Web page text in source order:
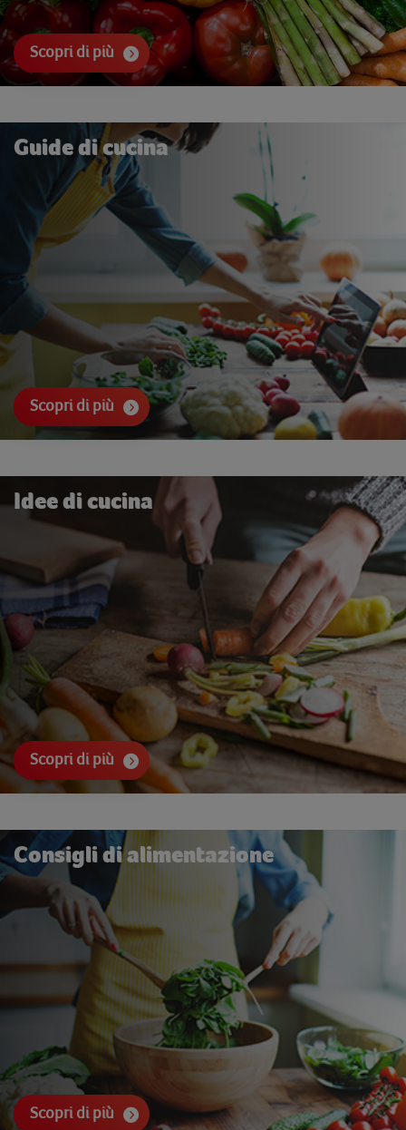
Scopri di più
Guide di cucina
Scopri di più
Idee di cucina
Scopri di più
Consigli di alimentazione
Scopri di più